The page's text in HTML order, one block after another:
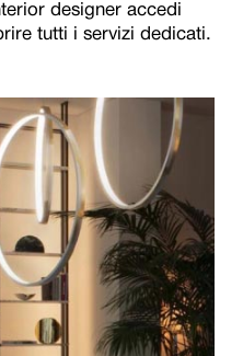
designer accedi
tutti i servizi dedicati.